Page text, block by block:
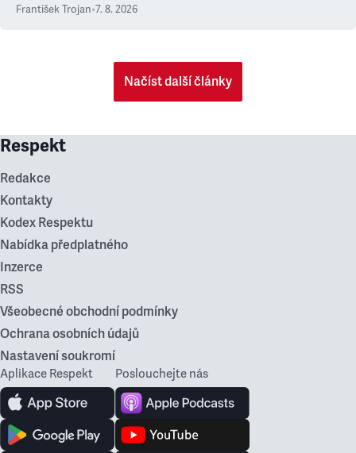
František Trojan•7. 8. 2026
Načíst další články
Respekt
Redakce
Kontakty
Kodex Respektu
Nabídka předplatného
Inzerce
RSS
Všeobecné obchodní podmínky
Ochrana osobních údajů
Nastavení soukromí
Aplikace Respekt Poslouchejte nás